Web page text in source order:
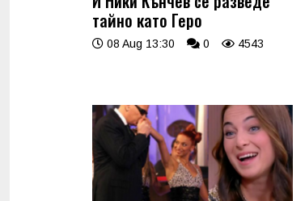
тайно като Геро
08 Aug 13:30 0 4543